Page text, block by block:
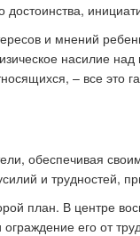
достоинства,
и мнений
насилие над
– все это
обеспечивая
и трудностей,
план. В центре
его от